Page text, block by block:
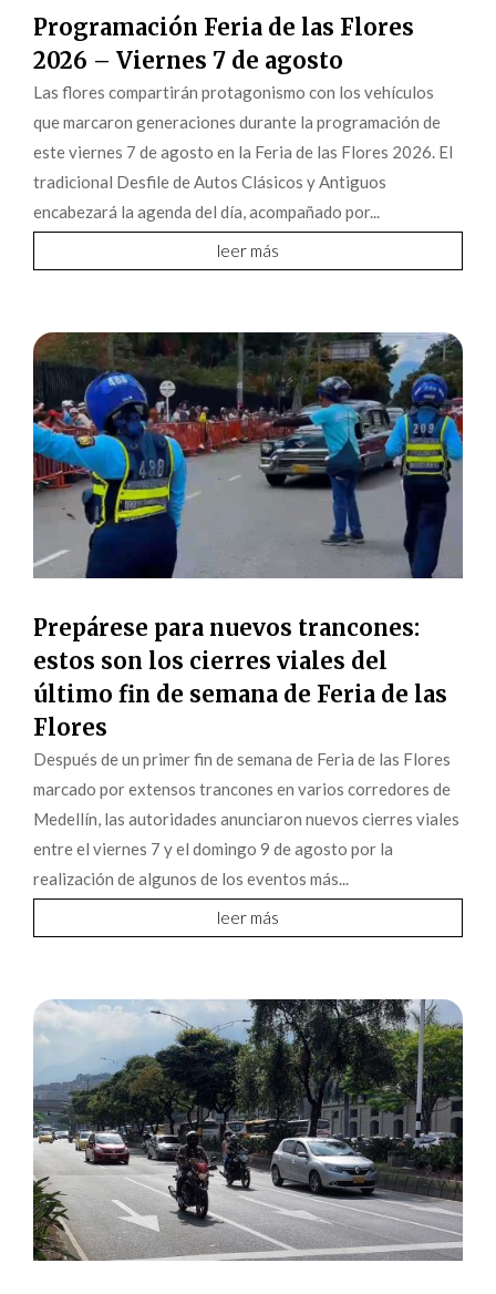
Programación Feria de las Flores
2026 – Viernes 7 de agosto
Las flores compartirán protagonismo con los vehículos
que marcaron generaciones durante la programación de
este viernes 7 de agosto en la Feria de las Flores 2026. El
tradicional Desfile de Autos Clásicos y Antiguos
encabezará la agenda del día, acompañado por...
leer más
Prepárese para nuevos trancones:
estos son los cierres viales del
último fin de semana de Feria de las
Flores
Después de un primer fin de semana de Feria de las Flores
marcado por extensos trancones en varios corredores de
Medellín, las autoridades anunciaron nuevos cierres viales
entre el viernes 7 y el domingo 9 de agosto por la
realización de algunos de los eventos más...
leer más